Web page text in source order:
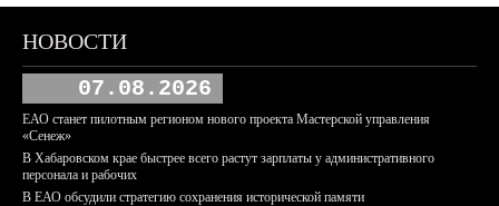
НОВОСТИ
07.08.2026
ЕАО станет пилотным регионом нового проекта Мастерской управления
«Сенеж»
В Хабаровском крае быстрее всего растут зарплаты у административного
персонала и рабочих
В ЕАО обсудили стратегию сохранения исторической памяти